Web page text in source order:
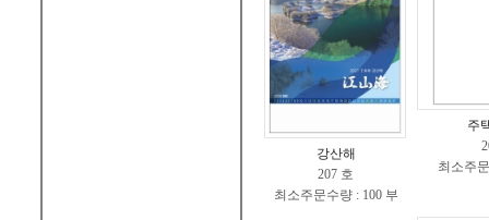
강산해
207 호
최소주문수량 : 100 부
주
최소주